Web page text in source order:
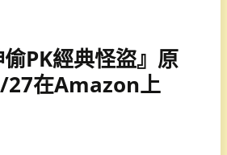
PK經典怪盜』原
27在Amazon上